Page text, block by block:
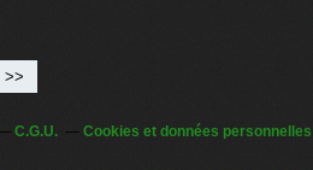
>>
C.G.U. Cookies et données personnelles